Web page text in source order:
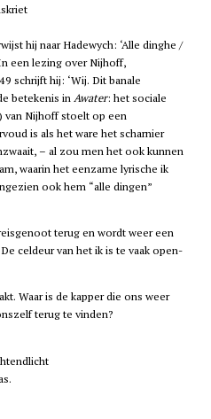
hij naar Hadewych: ‘Alle dinghe /
een lezing over Nijhoff,
schrijft hij: ‘Wij. Dit banale
betekenis inAwater: het sociale
Nijhoff stoelt op een
is als het ware het scharnier
– al zou men het ook kunnen
waarin het eenzame lyrische ik
ook hem “alle dingen”
terug en wordt weer een
celdeur van het ik is te vaak open-
Waar is de kapper die ons weer
terug te vinden?